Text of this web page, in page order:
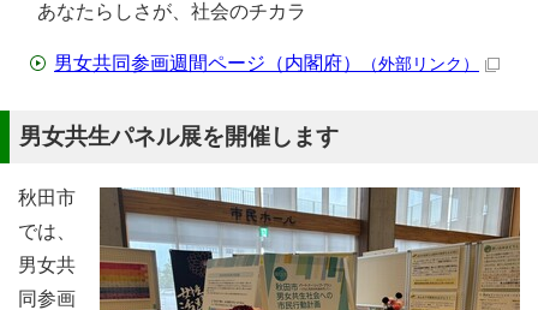
あなたらしさが、社会のチカラ
男女共同参画週間ページ（内閣府） （外部リンク）
男女共生パネル展を開催します
秋田市
では、
男女共
同参画